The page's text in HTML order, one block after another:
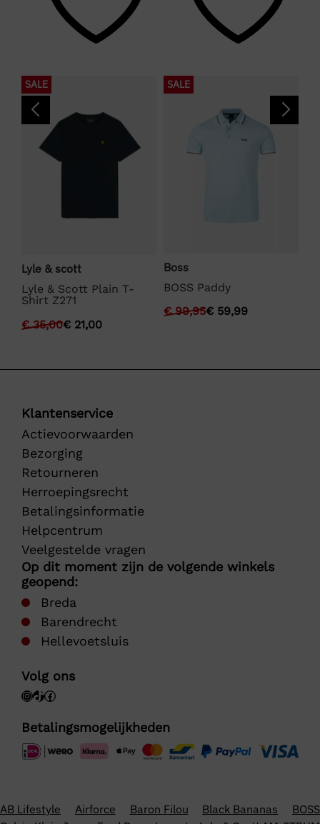
SALE
Lyle & scott
Lyle & Scott Plain T-
Shirt Z271
€35,00€ 21,00
SALE
Boss
BOSS Paddy
€99,95€ 59,99
Klantenservice
Actievoorwaarden
Bezorging
Retourneren
Herroepingsrecht
Betalingsinformatie
Helpcentrum
Veelgestelde vragen
Op dit moment zijn de volgende winkels
geopend:
Breda
Barendrecht
Hellevoetsluis
Volg ons
Betalingsmogelijkheden
AB Lifestyle Airforce Baron Filou Black Bananas
BOSS